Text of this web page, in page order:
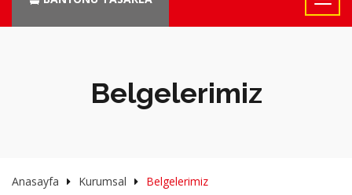
Belgelerimiz
Anasayfa Kurumsal Belgelerimiz